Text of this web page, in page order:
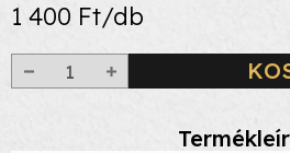
1 400 Ft/db